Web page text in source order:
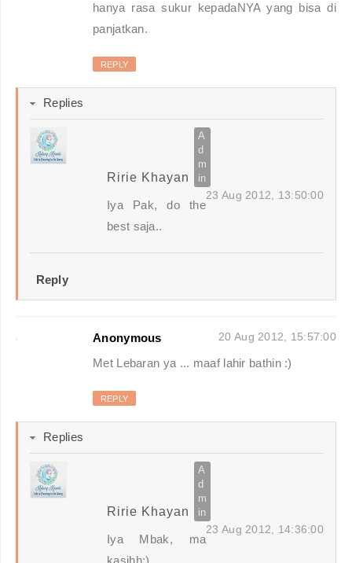
hanya rasa sukur kepadaNYA yang bisa di
panjatkan.
REPLY
Replies
Ririe Khayan
23 Aug 2012, 13:50:00
Iya Pak, do the
best saja..
Reply
Anonymous 20 Aug 2012, 15:57:00
Met Lebaran ya ... maaf lahir bathin :)
REPLY
Replies
Ririe Khayan
23 Aug 2012, 14:36:00
Iya Mbak, ma
kasihh:)